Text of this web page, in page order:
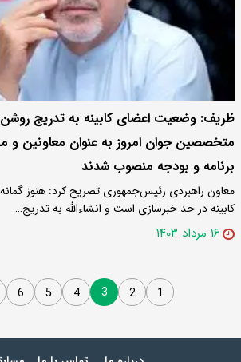
ظریف: وضعیت اعضای کابینه به تدریج
متخصصین جوان امروز به عنوان معاونین و
برنامه و بودجه منصوب شدند
معاون راهبردی رئیس‌جمهوری تصریح کرد: هنوز
کابینه در حد خبرسازی است و انشاءالله به تدریج…
۱۶ مرداد ۱۴۰۳
1
2
3
4
5
6